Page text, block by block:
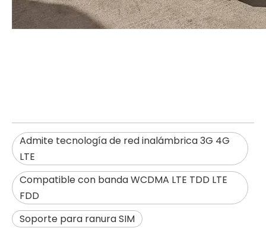
Admite tecnología de red inalámbrica 3G 4G
LTE
Compatible con banda WCDMA LTE TDD LTE
FDD
Soporte para ranura SIM